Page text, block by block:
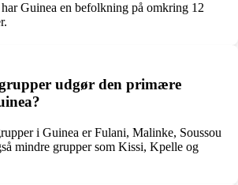
Guinea en befolkning på omkring 12
udgør den primære
i Guinea er Fulani, Malinke, Soussou
mindre grupper som Kissi, Kpelle og